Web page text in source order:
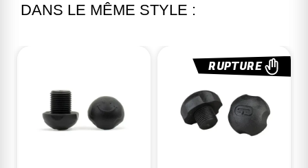
DANS LE MÊME STYLE :
RUPTURE